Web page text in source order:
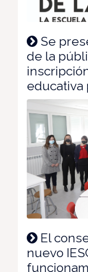
Se
de la
educativa
El
nuevo